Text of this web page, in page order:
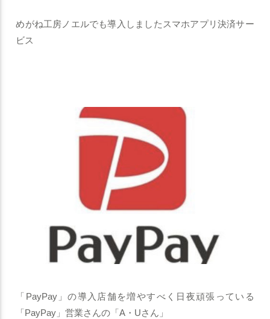
めがね工房ノエルでも導入しましたスマホアプリ決済サー
ビス
「PayPay」の導入店舗を増やすべく日夜頑張っている
「PayPay」営業さんの「A・Uさん」